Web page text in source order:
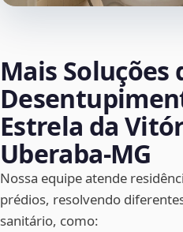
Mais Soluções
Estrela da
Uberaba‑MG
Nossa equipe atende
prédios, resolvendo
sanitário, como: